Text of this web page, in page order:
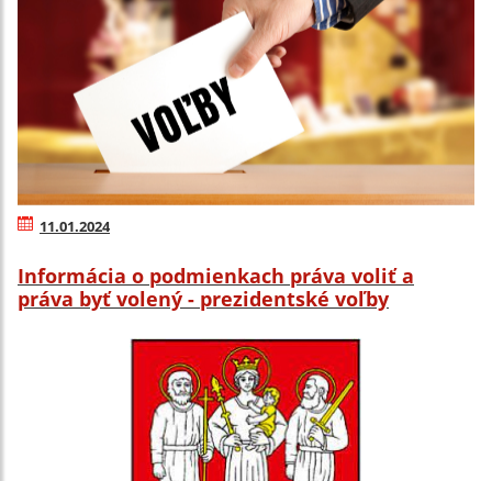
11.01.2024
Informácia o podmienkach práva voliť a
práva byť volený - prezidentské voľby